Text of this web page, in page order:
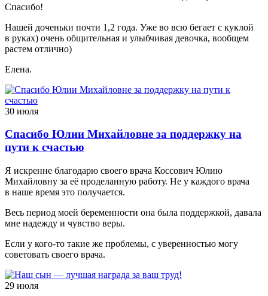
Спасибо!
Нашей доченьки почти 1,2 года. Уже во всю бегает с куклой
в руках) очень общительная и улыбчивая девочка, вообщем
растем отлично)
Елена.
30 июля
Спасибо Юлии Михайловне за поддержку на
пути к счастью
Я искренне благодарю своего врача Коссович Юлию
Михайловну за её проделанную работу. Не у каждого врача
в наше время это получается.
Весь период моей беременности она была поддержкой, давала
мне надежду и чувство веры.
Если у кого-то такие же проблемы, с уверенностью могу
советовать своего врача.
29 июля